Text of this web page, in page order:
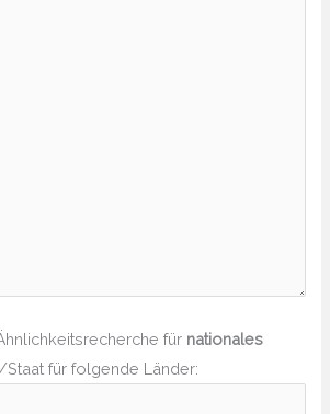
für nationales
Staat für folgende Länder: